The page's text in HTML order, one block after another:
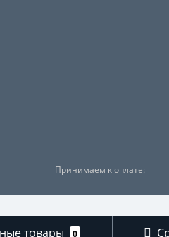
Принимаем к оплате:
товары 0